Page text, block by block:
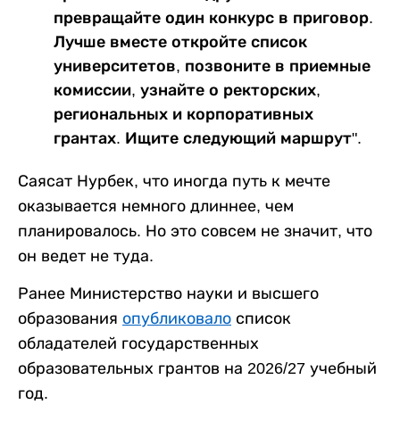
превращайте один конкурс в приговор.
Лучше вместе откройте список
университетов, позвоните в приемные
комиссии, узнайте о ректорских,
региональных и корпоративных
грантах. Ищите следующий маршрут".
Саясат Нурбек, что иногда путь к мечте
оказывается немного длиннее, чем
планировалось. Но это совсем не значит, что
он ведет не туда.
Ранее Министерство науки и высшего
образования опубликовало список
обладателей государственных
образовательных грантов на 2026/27 учебный
год.